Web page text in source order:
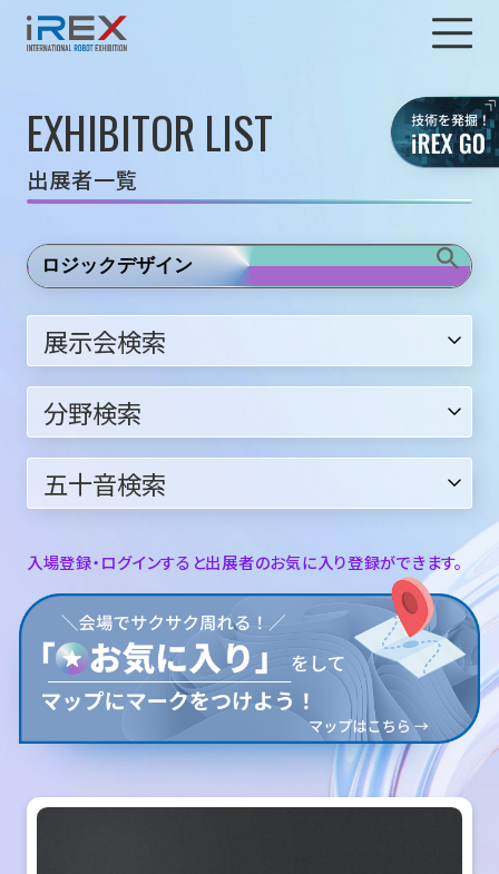
EXHIBITOR LIST
出展者一覧
入場登録・ログインすると出展者のお気に入り登録ができます。